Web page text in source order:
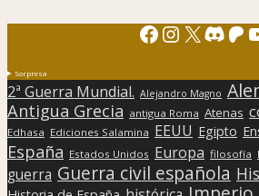
Facebook
X
Sorpresa
2ª Guerra Mundial. Alejandro Magno
Antigua Grecia antigua Roma Atenas
Edhasa Ediciones Salamina EEUU Egipto
España Estados Unidos Europa filosofía
guerra Guerra civil española